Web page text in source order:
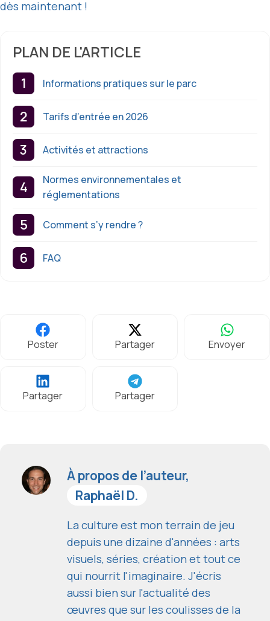
dès maintenant !
PLAN DE L'ARTICLE
Informations pratiques sur le parc
Tarifs d’entrée en 2026
Activités et attractions
Normes environnementales et
réglementations
Comment s’y rendre ?
FAQ
Poster Partager Envoyer
Partager Partager
À propos de l’auteur,
Raphaël D.
La culture est mon terrain de jeu
depuis une dizaine d'années : arts
visuels, séries, création et tout ce
qui nourrit l'imaginaire. J'écris
aussi bien sur l'actualité des
œuvres que sur les coulisses de la